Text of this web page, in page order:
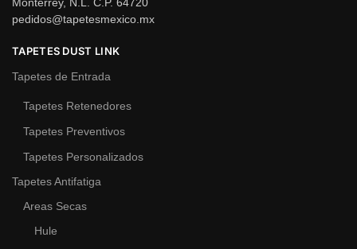
pedidos@tapetesmexico.mx
TAPETES DUST LINK
Tapetes de Entrada
Tapetes Retenedores
Tapetes Preventivos
Tapetes Personalizados
Tapetes Antifatiga
Areas Secas
Hule